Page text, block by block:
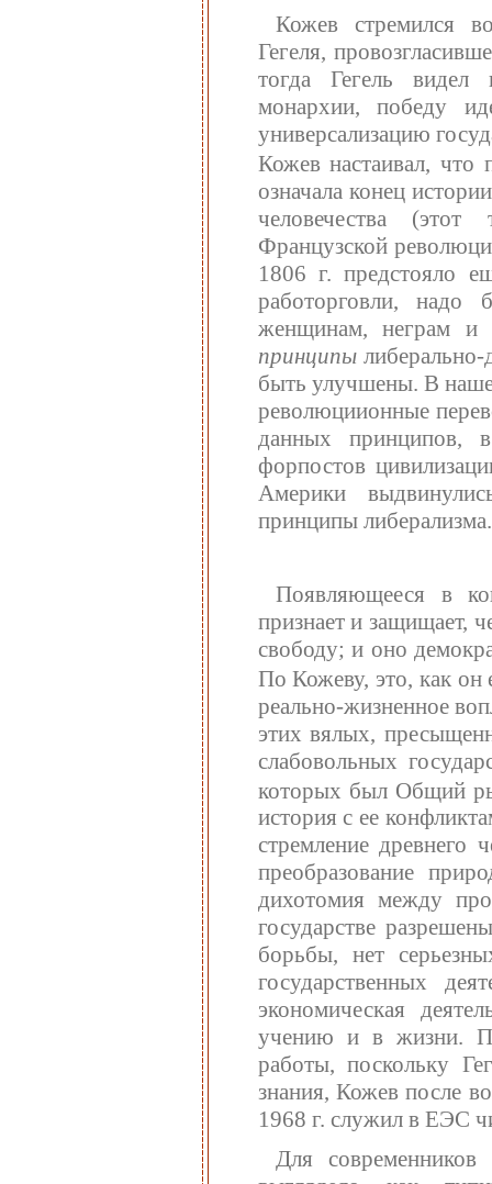
Кожев стремился
Гегеля,
тогда Гегель
монархии, победу
универсализацию
Кожев настаивал, что
означала конец
человечества
Французской
1806 г. предстояло
работорговли, надо
женщинам, неграм и
принципы либерально-
быть улучшены. В
революциионные
данных принципов,
форпостов
Америки
принципы либерализма.
Появляющееся в
признает и защищает,
свободу; и оно
По Кожеву, это, как он
реально-жизненное
этих вялых,
слабовольных
которых был Общий
история с ее
стремление древнего
преобразование
дихотомия между
государстве
борьбы, нет
государственных
экономическая
учению и в жизни.
работы, поскольку
знания, Кожев после
1968 г. служил в ЕЭС
Для современников